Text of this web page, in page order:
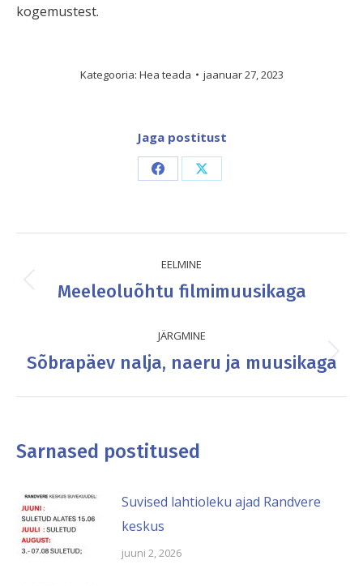
kogemustest.
Kategooria: Hea teada jaanuar 27, 2023
Jaga postitust
Share
Facebook
Share
X
navigation
EELMINE
Previous
Meeleoluõhtu filmimuusikaga
JÄRGMINE
Next
Sõbrapäev nalja, naeru ja muusikaga
Sarnased postitused
Suvised lahtioleku ajad Randvere
keskus
juuni 2, 2026